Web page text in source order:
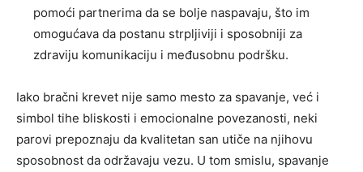
pomoći partnerima da se bolje naspavaju, što im
omogućava da postanu strpljiviji i sposobniji za
zdraviju komunikaciju i međusobnu podršku.
Iako bračni krevet nije samo mesto za spavanje, već i
simbol tihe bliskosti i emocionalne povezanosti, neki
parovi prepoznaju da kvalitetan san utiče na njihovu
sposobnost da održavaju vezu. U tom smislu, spavanje